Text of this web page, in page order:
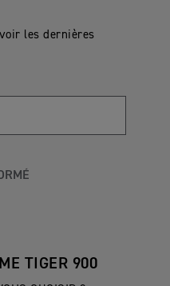
les dernières
TIGER 900